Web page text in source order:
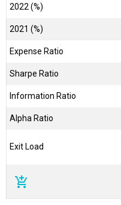
2022 (%)
2021 (%)
Expense Ratio
Sharpe Ratio
Information Ratio
Alpha Ratio
Exit Load
add_shopping_cart